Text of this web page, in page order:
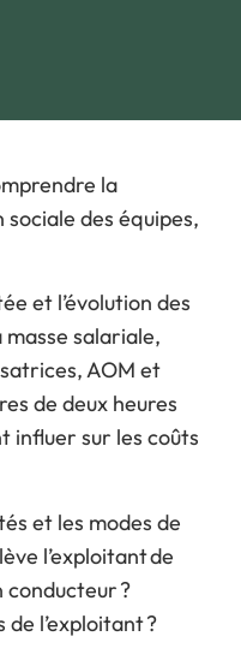
la
des équipes,
et l’évolution des
salariale,
AOM et
de deux heures
influer sur les coûts
et les modes de
l’exploitant de
conducteur ?
l’exploitant ?